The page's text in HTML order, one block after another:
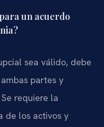
un acuerdo
sea válido, debe
partes y
requiere la
de los activos y